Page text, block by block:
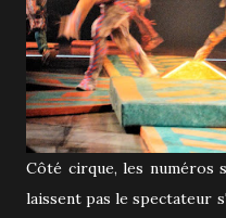
Côté cirque, les numéros
laissent pas le spectateur